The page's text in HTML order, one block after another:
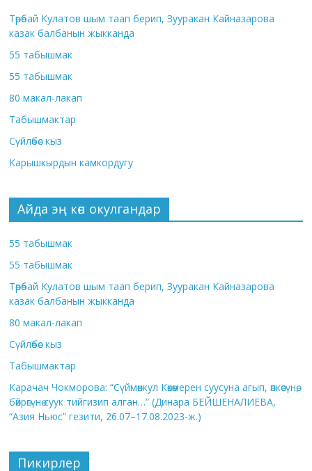
Төрөбай Кулатов шым таап берип, Зууракан Кайназарова
казак балбанын жыкканда
55 табышмак
55 табышмак
80 макал-лакап
Табышмактар
Сүйлөбөс кыз
Карышкырдын камкордугу
Айда эң көп окулгандар
55 табышмак
55 табышмак
Төрөбай Кулатов шым таап берип, Зууракан Кайназарова
казак балбанын жыкканда
80 макал-лакап
Сүйлөбөс кыз
Табышмактар
Карачач Чокморова: “Сүймөнкул Көкөмерен суусуна агып, өпкөсүнө,
бөйрөгүнө суук тийгизип алган…” (Динара БЕЙШЕНАЛИЕВА,
“Азия Ньюс” гезити, 26.07–17.08.2023-ж.)
Пикирлер